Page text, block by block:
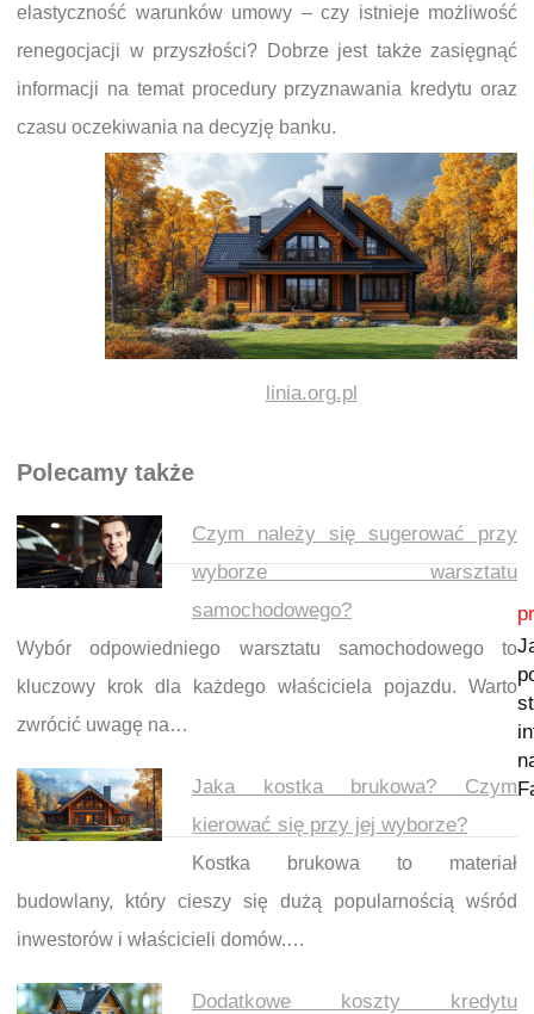
elastyczność warunków umowy – czy istnieje możliwość
renegocjacji w przyszłości? Dobrze jest także zasięgnąć
informacji na temat procedury przyznawania kredytu oraz
czasu oczekiwania na decyzję banku.
linia.org.pl
Polecamy także
Czym należy się sugerować przy
wyborze warsztatu
samochodowego?
Wybór odpowiedniego warsztatu samochodowego to
kluczowy krok dla każdego właściciela pojazdu. Warto
zwrócić uwagę na…
Jaka kostka brukowa? Czym
kierować się przy jej wyborze?
Kostka brukowa to materiał
budowlany, który cieszy się dużą popularnością wśród
inwestorów i właścicieli domów.…
Dodatkowe koszty kredytu
Nawigacja wpisu